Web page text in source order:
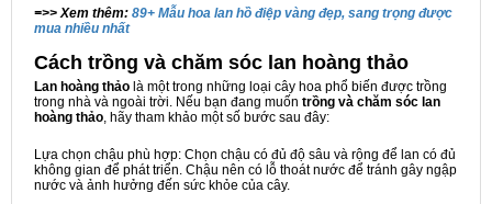
=>> Xem thêm: 89+ Mẫu hoa lan hồ điệp vàng đẹp, sang trọng được
mua nhiều nhất
Cách trồng và chăm sóc lan hoàng thảo
Lan hoàng thảo là một trong những loại cây hoa phổ biến được trồng
trong nhà và ngoài trời. Nếu bạn đang muốn trồng và chăm sóc lan
hoàng thảo, hãy tham khảo một số bước sau đây:
Lựa chọn chậu phù hợp: Chọn chậu có đủ độ sâu và rộng để lan có đủ
không gian để phát triển. Chậu nên có lỗ thoát nước để tránh gây ngập
nước và ảnh hưởng đến sức khỏe của cây.